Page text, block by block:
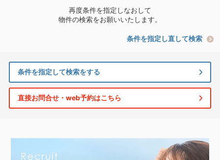
再度条件を指定しなおして
物件の検索をお願いいたします。
条件を指定し直して検索
条件を指定して検索をする
直接お問合せ・web予約はこちら